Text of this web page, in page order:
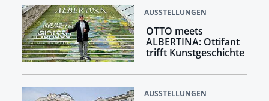
AUSSTELLUNGEN
OTTO meets
ALBERTINA: Ottifant
trifft Kunstgeschichte
AUSSTELLUNGEN